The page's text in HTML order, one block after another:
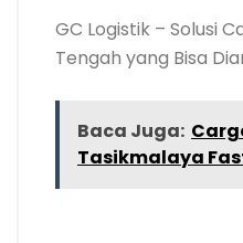
GC Logistik – Solusi
Tengah yang Bisa
Baca Juga:
Tasikmalaya